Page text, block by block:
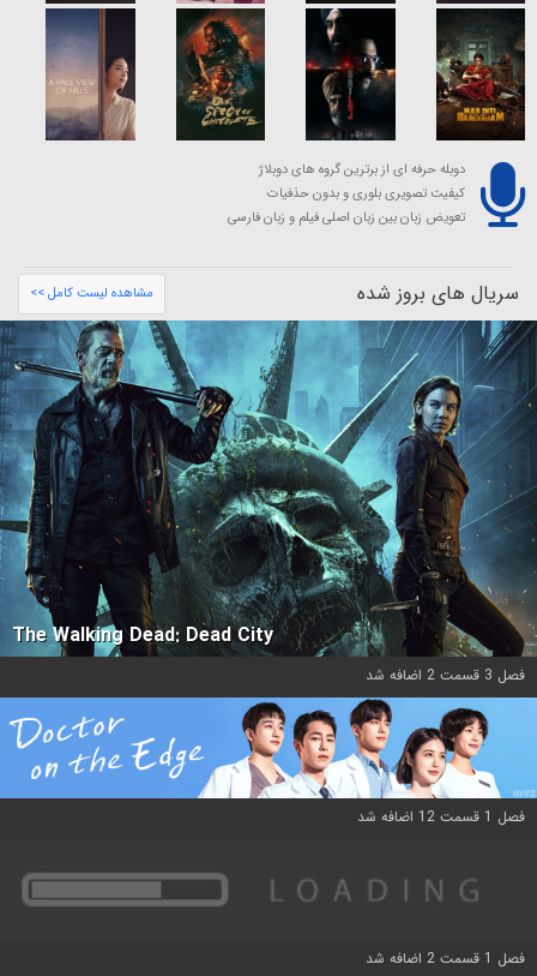
دوبله حرفه ای از برترین گروه های دوبلاژ
کیفیت تصویری بلوری و بدون حذفیات
تعویض زبان بین زبان اصلی فیلم و زبان فارسی
سریال های بروز شده مشاهده لیست کامل >>
The Walking Dead: Dead City
فصل 3 قسمت 2 اضافه شد
فصل 1 قسمت 12 اضافه شد
فصل 1 قسمت 2 اضافه شد